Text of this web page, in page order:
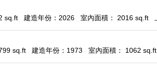
sq.ft
建造年份：2026 室內面積： 2016 sq.ft
sq.ft
建造年份：1973 室內面積： 1062 sq.ft